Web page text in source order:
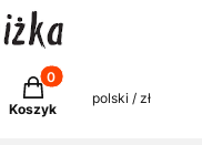
Produkty w koszyku:
Koszyk
polski / zł